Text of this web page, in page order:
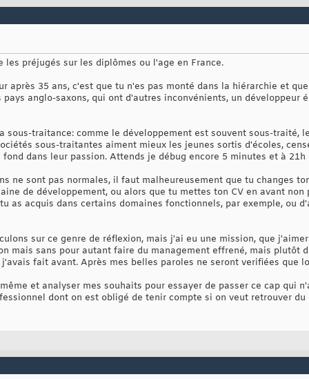
les préjugés sur les diplômes ou l'age en France.
après 35 ans, c'est que tu n'es pas monté dans la hiérarchie et
pays anglo-saxons, qui ont d'autres inconvénients, un développeur
sous-traitance: comme le développement est souvent sous-traité,
sous-traitantes aiment mieux les jeunes sortis d'écoles,
dans leur passion. Attends je débug encore 5 minutes et à
ne sont pas normales, il faut malheureusement que tu changes
de développement, ou alors que tu mettes ton CV en avant
as acquis dans certains domaines fonctionnels, par exemple, ou
sur ce genre de réflexion, mais j'ai eu une mission, que
mais sans pour autant faire du management effrené, mais plutôt
fait avant. Après mes belles paroles ne seront verifiées que
et analyser mes souhaits pour essayer de passer ce cap qui
dont on est obligé de tenir compte si on veut retrouver